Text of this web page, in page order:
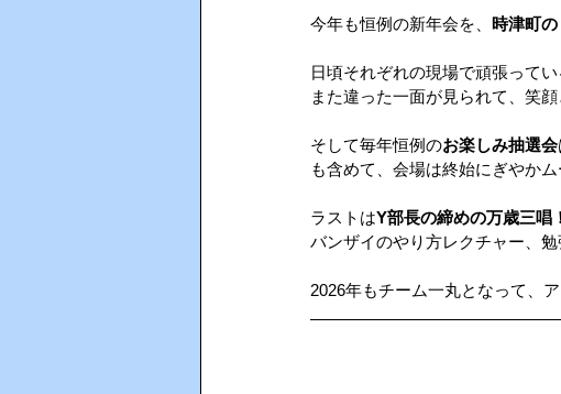
ポータブル蓄電池 ガソリン削減
TOPお知らせ Vファーレン長崎
今年も恒例の新年会を、 時津町
日頃それぞれの現場で頑張って
また違った一面が見られて、笑
そして毎年恒例のお楽しみ抽選会
も含めて、会場は終始にぎやかム
ラストはY部長の締めの万歳三唱！
バンザイのやり方レクチャー、
2026年もチーム一丸となって、